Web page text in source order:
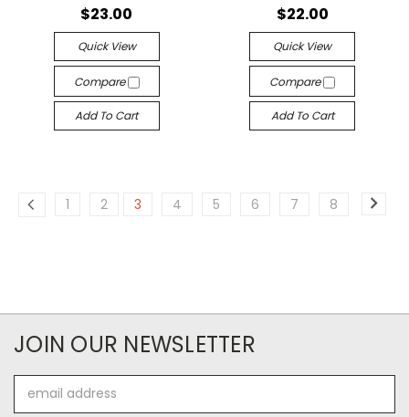
$23.00
Quick View
Compare
Add To Cart
$22.00
Quick View
Compare
Add To Cart
1 2 3 4 5 6 7 8
JOIN OUR NEWSLETTER
Address